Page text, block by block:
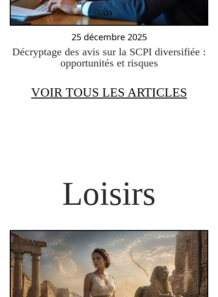
25 décembre 2025
Décryptage des avis sur la SCPI diversifiée :
opportunités et risques
VOIR TOUS LES ARTICLES
Loisirs